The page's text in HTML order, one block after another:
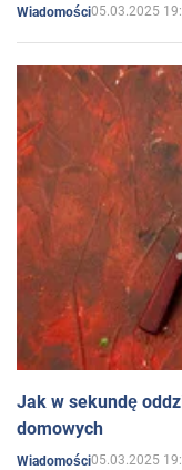
Wiadomości05.03.2025
Jak w sekundę
domowych
Wiadomości05.03.2025